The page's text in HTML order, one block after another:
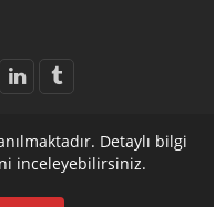
Detaylı bilgi
inceleyebilirsiniz.